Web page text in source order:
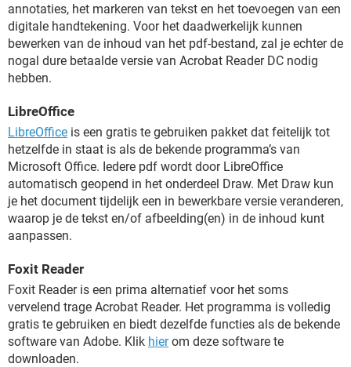
annotaties, het markeren van tekst en het toevoegen van een
digitale handtekening. Voor het daadwerkelijk kunnen
bewerken van de inhoud van het pdf-bestand, zal je echter de
nogal dure betaalde versie van Acrobat Reader DC nodig
hebben.
LibreOffice
LibreOffice is een gratis te gebruiken pakket dat feitelijk tot
hetzelfde in staat is als de bekende programma’s van
Microsoft Office. Iedere pdf wordt door LibreOffice
automatisch geopend in het onderdeel Draw. Met Draw kun
je het document tijdelijk een in bewerkbare versie veranderen,
waarop je de tekst en/of afbeelding(en) in de inhoud kunt
aanpassen.
Foxit Reader
Foxit Reader is een prima alternatief voor het soms
vervelend trage Acrobat Reader. Het programma is volledig
gratis te gebruiken en biedt dezelfde functies als de bekende
software van Adobe. Klik hierom deze software te
downloaden.